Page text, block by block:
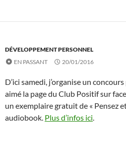
DÉVELOPPEMENT PERSONNEL
EN PASSANT
20/01/2016
D’ici samedi, j’organise un
aimé la page du Club Positif sur
un exemplaire gratuit de « Pensez
audiobook. Plus d’infos ici.